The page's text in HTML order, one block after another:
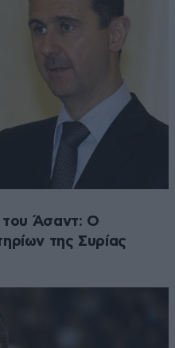
του Άσαντ: Ο
της Συρίας